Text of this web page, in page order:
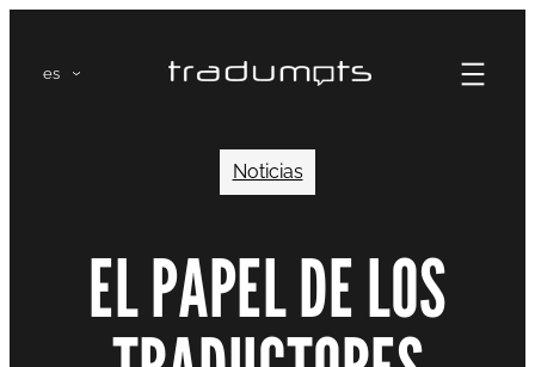
contenido
es
Noticias
EL PAPEL DE LOS